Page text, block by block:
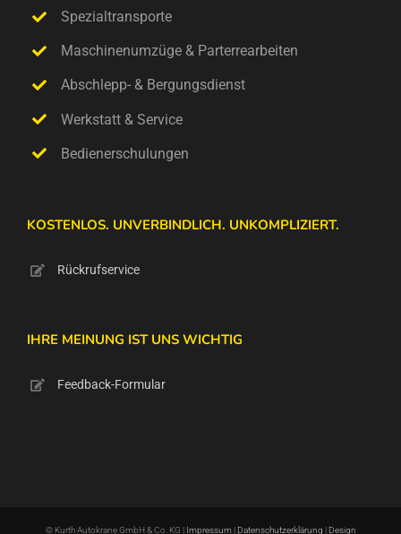
Spezialtransporte
Maschinenumzüge & Parterrearbeiten
Abschlepp- & Bergungsdienst
Werkstatt & Service
Bedienerschulungen
KOSTENLOS. UNVERBINDLICH. UNKOMPLIZIERT.
Rückrufservice
IHRE MEINUNG IST UNS WICHTIG
Feedback-Formular
© Kurth Autokrane GmbH & Co. KG | Impressum| Datenschutzerklärung | Design